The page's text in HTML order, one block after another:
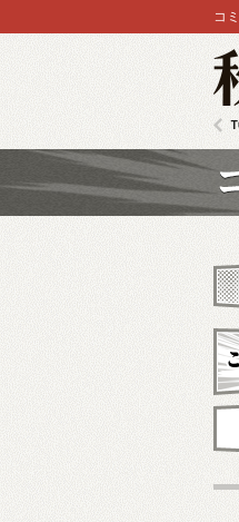
コ
新
こ